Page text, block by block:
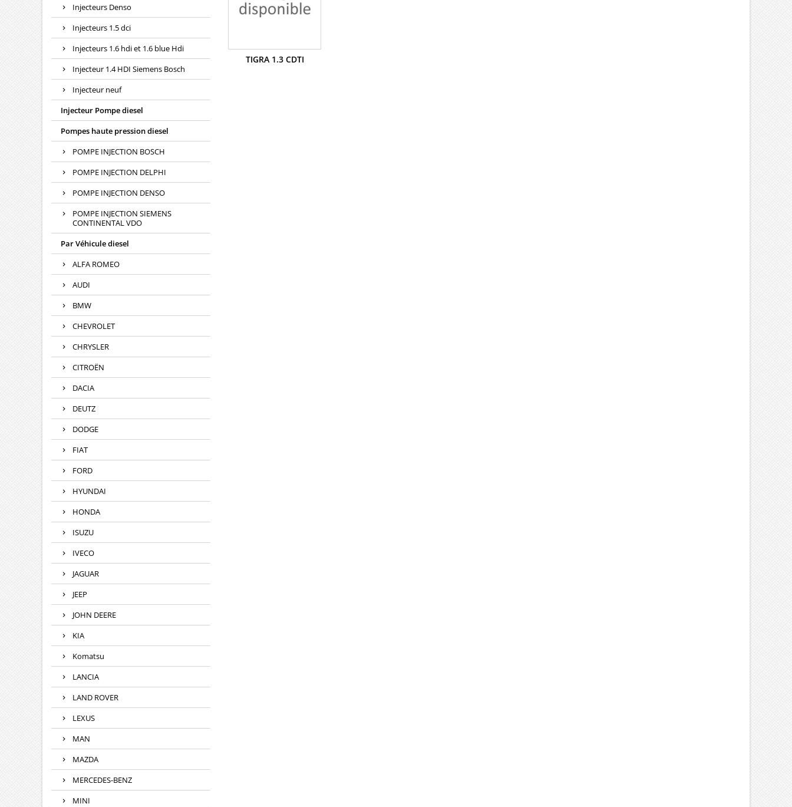
Injecteurs Denso
Injecteurs 1.5 dci
Injecteurs 1.6 hdi et 1.6 blue Hdi
Injecteur 1.4 HDI Siemens Bosch
Injecteur neuf
Injecteur Pompe diesel
Pompes haute pression diesel
POMPE INJECTION BOSCH
POMPE INJECTION DELPHI
POMPE INJECTION DENSO
POMPE INJECTION SIEMENS
CONTINENTAL VDO
Par Véhicule diesel
ALFA ROMEO
AUDI
BMW
CHEVROLET
CHRYSLER
CITROËN
DACIA
DEUTZ
DODGE
FIAT
FORD
HYUNDAI
HONDA
ISUZU
IVECO
JAGUAR
JEEP
JOHN DEERE
KIA
Komatsu
LANCIA
LAND ROVER
LEXUS
MAN
MAZDA
MERCEDES-BENZ
MINI
TIGRA 1.3 CDTI